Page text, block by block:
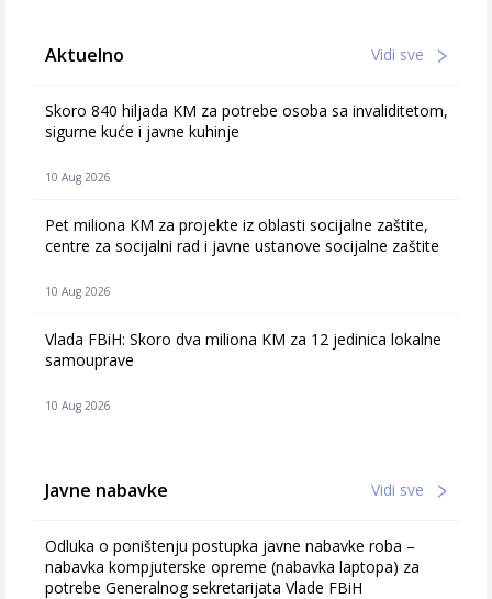
Aktuelno Vidi sve
Skoro 840 hiljada KM za potrebe osoba sa invaliditetom,
sigurne kuće i javne kuhinje
10 Aug 2026
Pet miliona KM za projekte iz oblasti socijalne zaštite,
centre za socijalni rad i javne ustanove socijalne zaštite
10 Aug 2026
Vlada FBiH: Skoro dva miliona KM za 12 jedinica lokalne
samouprave
10 Aug 2026
Javne nabavke Vidi sve
Odluka o poništenju postupka javne nabavke roba –
nabavka kompjuterske opreme (nabavka laptopa) za
potrebe Generalnog sekretarijata Vlade FBiH